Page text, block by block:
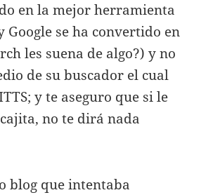
en la mejor herramienta
se ha convertido en
les suena de algo?) y no
de su buscador el cual
y te aseguro que si le
no te dirá nada
blog que intentaba